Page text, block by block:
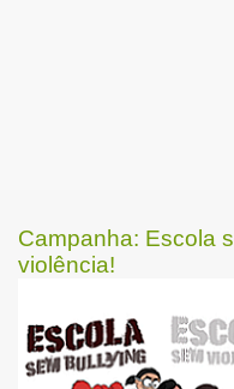
Campanha: Escola
violência!